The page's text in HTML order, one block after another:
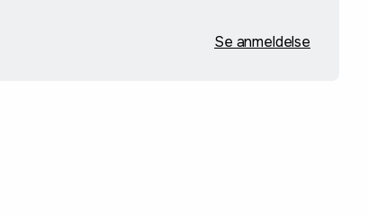
Se anmeldelse